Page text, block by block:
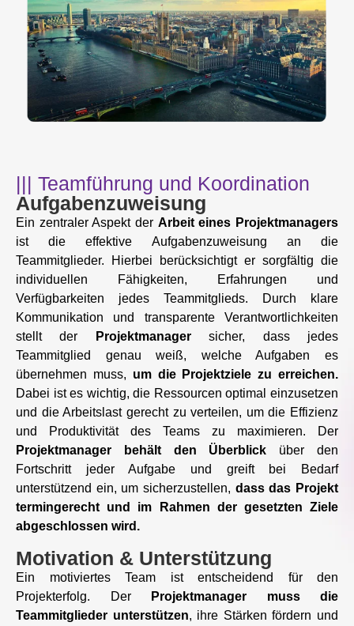
||| Teamführung und Koordination
Aufgabenzuweisung
Ein zentraler Aspekt der Arbeit eines Projektmanagers
ist die effektive Aufgabenzuweisung an die
Teammitglieder. Hierbei berücksichtigt er sorgfältig die
individuellen Fähigkeiten, Erfahrungen und
Verfügbarkeiten jedes Teammitglieds. Durch klare
Kommunikation und transparente Verantwortlichkeiten
stellt der
Projektmanagersicher, dass jedes
Teammitglied genau weiß, welche Aufgaben es
übernehmen muss, um die Projektziele zu erreichen.
Dabei ist es wichtig, die Ressourcen optimal einzusetzen
und die Arbeitslast gerecht zu verteilen, um die Effizienz
und Produktivität des Teams zu maximieren. Der
Projektmanager behält den Überblick über den
Fortschritt jeder Aufgabe und greift bei Bedarf
unterstützend ein, um sicherzustellen, dass das Projekt
termingerecht und im Rahmen der gesetzten Ziele
abgeschlossen wird.
Motivation & Unterstützung
Ein motiviertes Team ist entscheidend für den
Projekterfolg. Der
Projektmanager muss die
Teammitglieder unterstützen, ihre Stärken fördern und